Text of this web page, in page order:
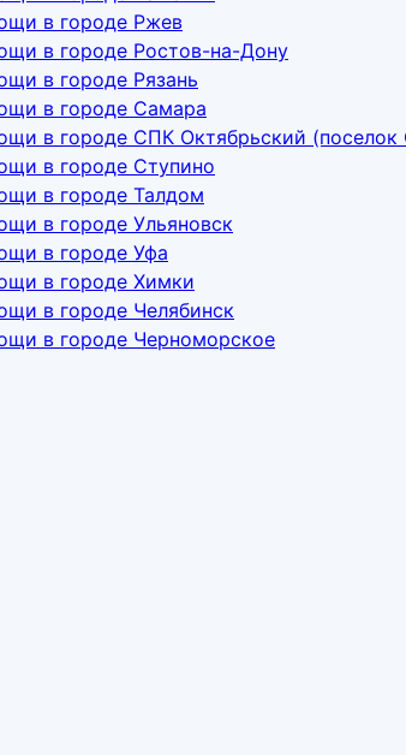
в городе Ржев
в городе Ростов-на-Дону
в городе Рязань
в городе Самара
в городе СПК Октябрьский (поселок
в городе Ступино
в городе Талдом
в городе Ульяновск
в городе Уфа
в городе Химки
в городе Челябинск
в городе Черноморское